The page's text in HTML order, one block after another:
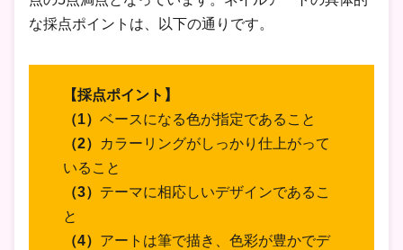
な採点ポイントは、以下の通りです。
【採点ポイント】
（1） ベースになる色が指定であること
（2）
カラーリングがしっかり仕上がって
いること
（3） テーマに相応しいデザインであるこ
と
（4） アートは筆で描き、色彩が豊かでデ